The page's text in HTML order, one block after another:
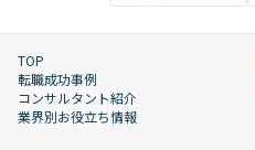
TOP
転職成功事例
コンサルタント紹介
業界別お役立ち情報